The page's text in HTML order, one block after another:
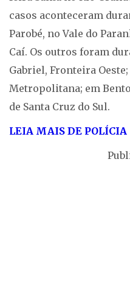
casos aconteceram
Parobé, no Vale do
Caí. Os outros foram
Gabriel, Fronteira
Metropolitana; em
de Santa Cruz do Sul.
LEIA MAIS DE POLÍCIA